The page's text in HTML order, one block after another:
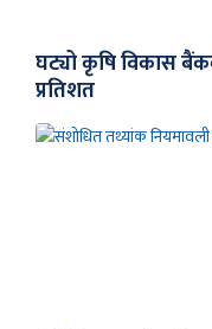
घट्यो कृषि विकास
प्रतिशत